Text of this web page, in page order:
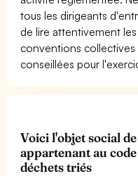
tous les dirigeants
de lire attentivement
conventions collectives
conseillées pour
Voici l'objet social
appartenant au
déchets triés